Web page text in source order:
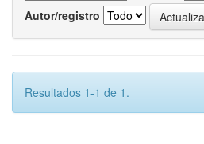
Autor/registro
Resultados 1-1 de 1.